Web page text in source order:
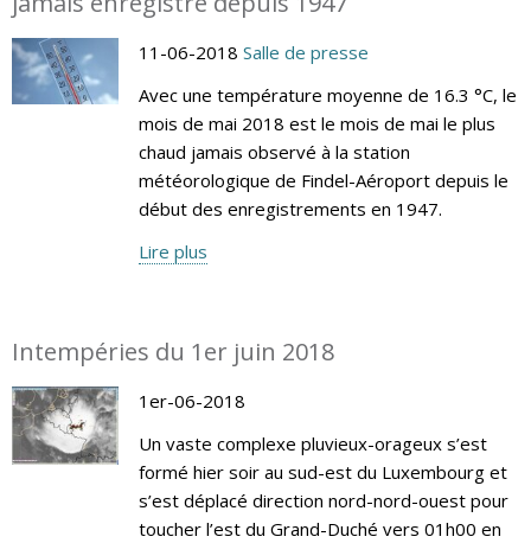
11-06-2018 Salle de presse
Avec une température moyenne de 16.3 °C, le
mois de mai 2018 est le mois de mai le plus
chaud jamais observé à la station
météorologique de Findel-Aéroport depuis le
début des enregistrements en 1947.
Lire plus
Intempéries du 1er juin 2018
1er-06-2018
Un vaste complexe pluvieux-orageux s’est
formé hier soir au sud-est du Luxembourg et
s’est déplacé direction nord-nord-ouest pour
toucher l’est du Grand-Duché vers 01h00 en